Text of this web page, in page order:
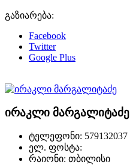
გაზიარება:
Facebook
Twitter
Google Plus
ირაკლი მარგალიტაძე
ტელეფონი: 579132037
ელ. ფოსტა:
რაიონი: თბილისი